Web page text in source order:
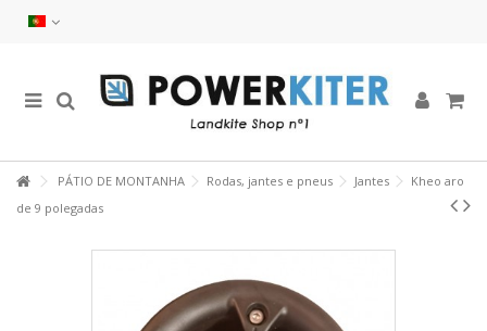
PÁTIO DE MONTANHA Rodas, jantes e pneus Jantes
Kheo aro
de 9 polegadas